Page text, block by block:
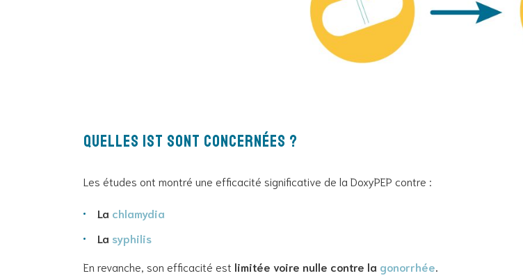
Quelles IST sont concernées ?
Les études ont montré une efficacité significative de la DoxyPEP contre :
La chlamydia
La syphilis
En revanche, son efficacité est limitée voire nulle contre la gonorrhée